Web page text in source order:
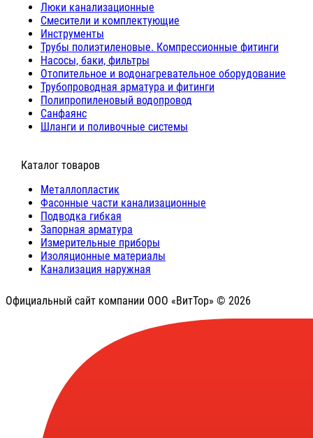
Люки канализационные
Cмесители и комплектующие
Инструменты
Трубы полиэтиленовые. Компрессионные фитинги
Насосы, баки, фильтры
Отопительное и водонагревательное оборудование
Трубопроводная арматура и фитинги
Полипропиленовый водопровод
Санфаянс
Шланги и поливочные системы
⠀Каталог товаров
Металлопластик
Фасонные части канализационные
Подводка гибкая
Запорная арматура
Измерительные приборы
Изоляционные материалы
Канализация наружная
Официальный сайт компании ООО «ВитТор» © 2026